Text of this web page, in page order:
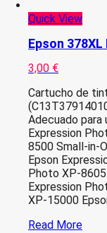
Quick View
Epson
3,00 €
Cartucho de
Adecuado para
Expression
8500 Small-in-
Epson
Photo XP-
Expression
XP-15000
Epson
Read More